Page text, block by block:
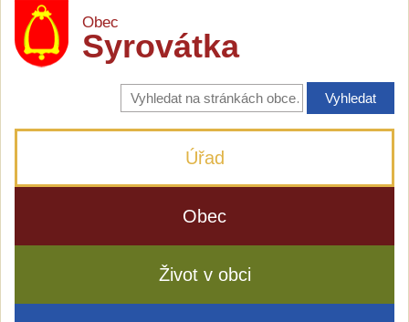
Obec
Syrovátka
Vyhledávání
na
stránkách
Úřad
Obec
Život v obci